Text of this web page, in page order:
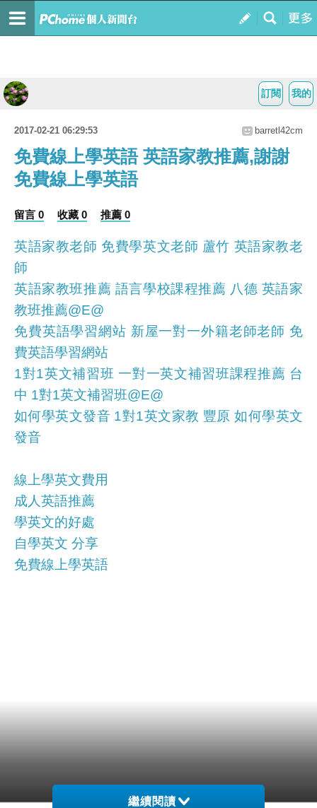
我的
訂閱
2017-02-21 06:29:53 barretl42cm
免費線上學英語 英語家教推薦,謝謝
免費線上學英語
留言 0 收藏 0 推薦 0
英語家教老師 免費學英文老師 蘆竹 英語家教老
師
英語家教班推薦 語言學校課程推薦 八德 英語家
教班推薦@E@
免費英語學習網站 新屋一對一外籍老師老師 免
費英語學習網站
1對1英文補習班 一對一英文補習班課程推薦 台
中 1對1英文補習班@E@
如何學英文發音 1對1英文家教 豐原 如何學英文
發音
線上學英文費用
成人英語推薦
學英文的好處
自學英文 分享
免費線上學英語
繼續閱讀